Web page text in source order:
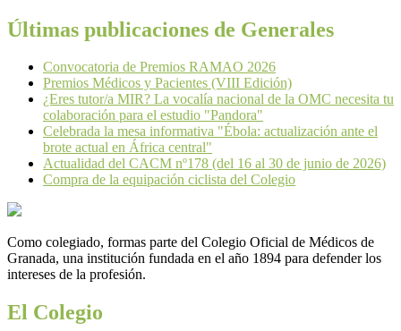
Últimas publicaciones de Generales
Convocatoria de Premios RAMAO 2026
Premios Médicos y Pacientes (VIII Edición)
¿Eres tutor/a MIR? La vocalía nacional de la OMC necesita tu
colaboración para el estudio "Pandora"
Celebrada la mesa informativa "Ébola: actualización ante el
brote actual en África central"
Actualidad del CACM nº178 (del 16 al 30 de junio de 2026)
Compra de la equipación ciclista del Colegio
Como colegiado, formas parte del Colegio Oficial de Médicos de
Granada, una institución fundada en el año 1894 para defender los
intereses de la profesión.
El Colegio